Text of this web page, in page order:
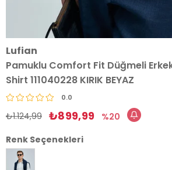
Lufian
Pamuklu Comfort Fit Düğmeli
Shirt 111040228 KIRIK BEYAZ
0.0
₺1.124,99 ₺899,99
20
Renk Seçenekleri